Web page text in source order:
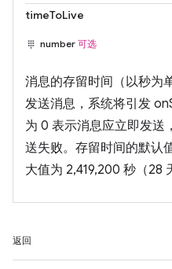
timeToLive
number 可选
消息的存留时间（以秒为
发送消息，系统将引发
为 0 表示消息应立即发送
送失败。存留时间的默认
大值为 2,419,200 秒（28
返回